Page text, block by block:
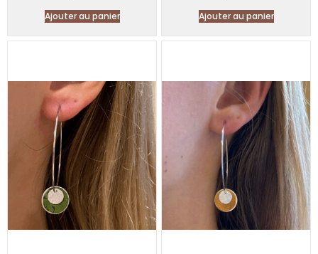
Ajouter au panier Ajouter au panier